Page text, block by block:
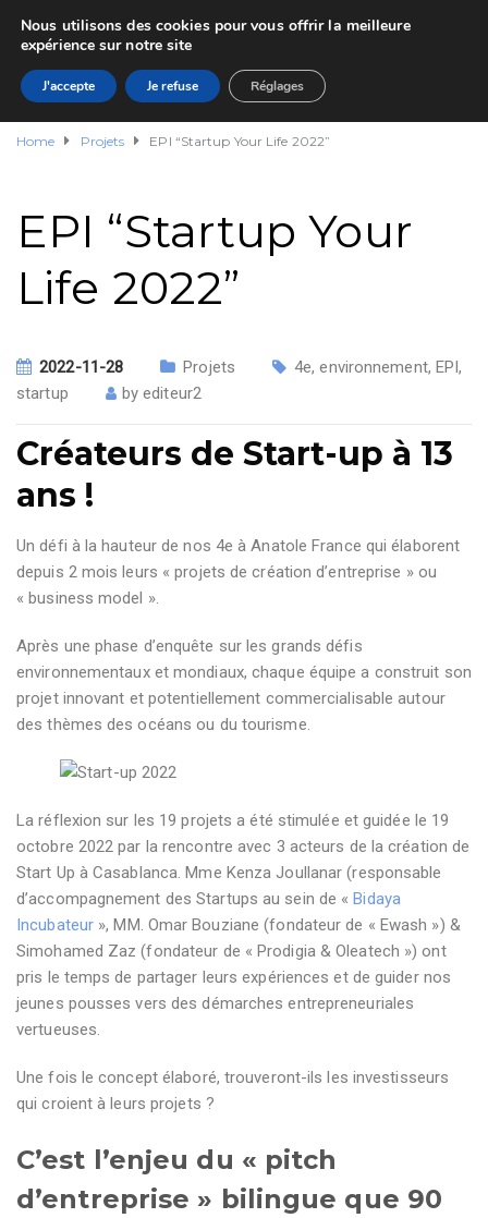
Home Projets EPI “Startup Your Life 2022”
EPI “Startup Your
Life 2022”
2022-11-28 Projets 4e,environnement, EPI,
startup
byediteur2
Créateurs de Start-up à 13
ans !
Un défi à la hauteur de nos 4e à Anatole France qui élaborent
depuis 2 mois leurs « projets de création d’entreprise » ou
« business model ».
Après une phase d’enquête sur les grands défis
environnementaux et mondiaux, chaque équipe a construit son
projet innovant et potentiellement commercialisable autour
des thèmes des océans ou du tourisme.
La réflexion sur les 19 projets a été stimulée et guidée le 19
octobre 2022 par la rencontre avec 3 acteurs de la création de
Start Up à Casablanca. Mme Kenza Joullanar (responsable
d’accompagnement des Startups au sein de «Bidaya
Incubateur », MM. Omar Bouziane (fondateur de « Ewash ») &
Simohamed Zaz (fondateur de « Prodigia & Oleatech ») ont
pris le temps de partager leurs expériences et de guider nos
jeunes pousses vers des démarches entrepreneuriales
vertueuses.
Une fois le concept élaboré, trouveront-ils les investisseurs
qui croient à leurs projets ?
C’est l’enjeu du « pitch
d’entreprise » bilingue que 90
Nous utilisons des cookies pour vous offrir la meilleure
expérience sur notre site
J'accepte Je refuse Réglages